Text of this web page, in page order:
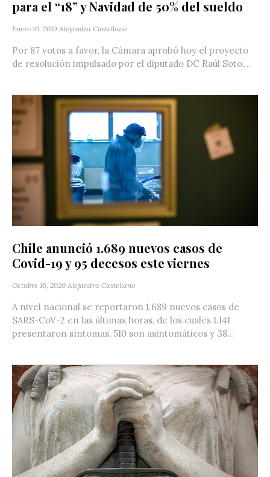
para el “18” y Navidad de 50% del sueldo
Enero 10, 2019 Alejandra Castellano
Por 87 votos a favor, la Cámara aprobó hoy el proyecto
de resolución impulsado por el diputado DC Raúl Soto,...
Chile anunció 1.689 nuevos casos de
Covid-19 y 95 decesos este viernes
Octubre 16, 2020 Alejandra Castellano
A nivel nacional se reportaron 1.689 nuevos casos de
SARS-CoV-2 en las últimas horas, de los cuales 1.141
presentaron síntomas, 510 son asintomáticos y 38...